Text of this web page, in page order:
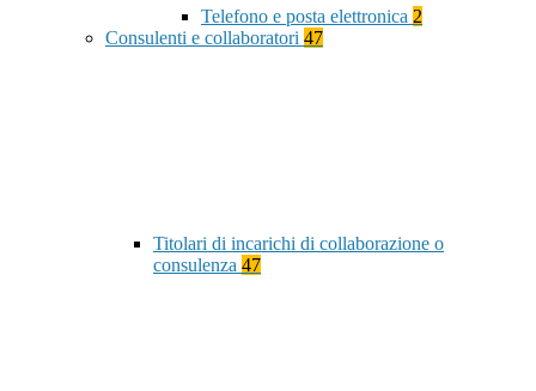
Telefono e posta elettronica 2
Consulenti e collaboratori 47
Titolari di incarichi di collaborazione o
consulenza 47